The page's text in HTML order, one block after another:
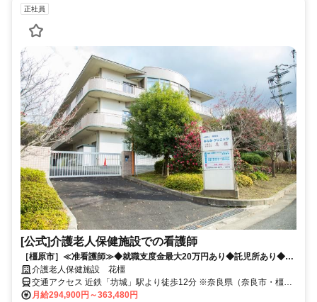
正社員
[公式]介護老人保健施設での看護師
［橿原市］≪准看護師≫◆就職支度金最大20万円あり◆託児所あり◆福
利厚生充実◆ブランクがある方も歓迎
介護老人保健施設 花橿
交通アクセス 近鉄「坊城」駅より徒歩12分 ※奈良県（奈良市・橿原
市・大和高田市・吉野郡・五條市）や和歌山県橋本市など 奈良県
月給294,900円～363,480円